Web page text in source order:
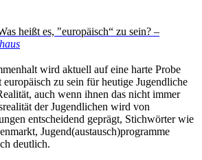
heißt es, "europäisch“ zu sein? –
wird aktuell auf eine harte Probe
europäisch zu sein für heutige Jugendliche
auch wenn ihnen das nicht immer
der Jugendlichen wird von
entscheidend geprägt, Stichwörter wie
Jugend(austausch)programme
deutlich.